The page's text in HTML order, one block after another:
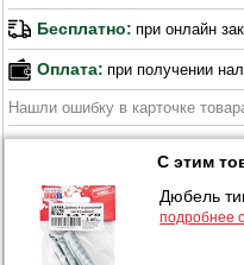
Бесплатно: при онлайн
Оплата: при получении
Нашли ошибку в карточке
С этим
Дюбель
подробнее